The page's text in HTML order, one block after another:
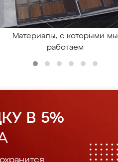
Материалы, с которыми мы
работаем
В 5%